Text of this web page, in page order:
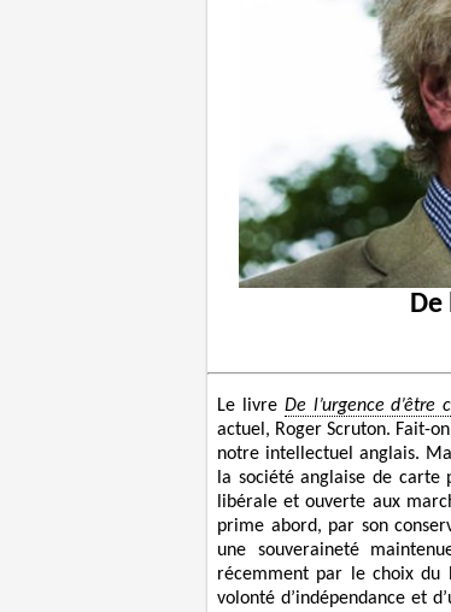
De
Le livre De l’urgence d’être
actuel, Roger Scruton. Fait-
notre intellectuel anglais.
la société anglaise de carte
libérale et ouverte aux
prime abord, par son
une souveraineté
récemment par le choix du
volonté d’indépendance et